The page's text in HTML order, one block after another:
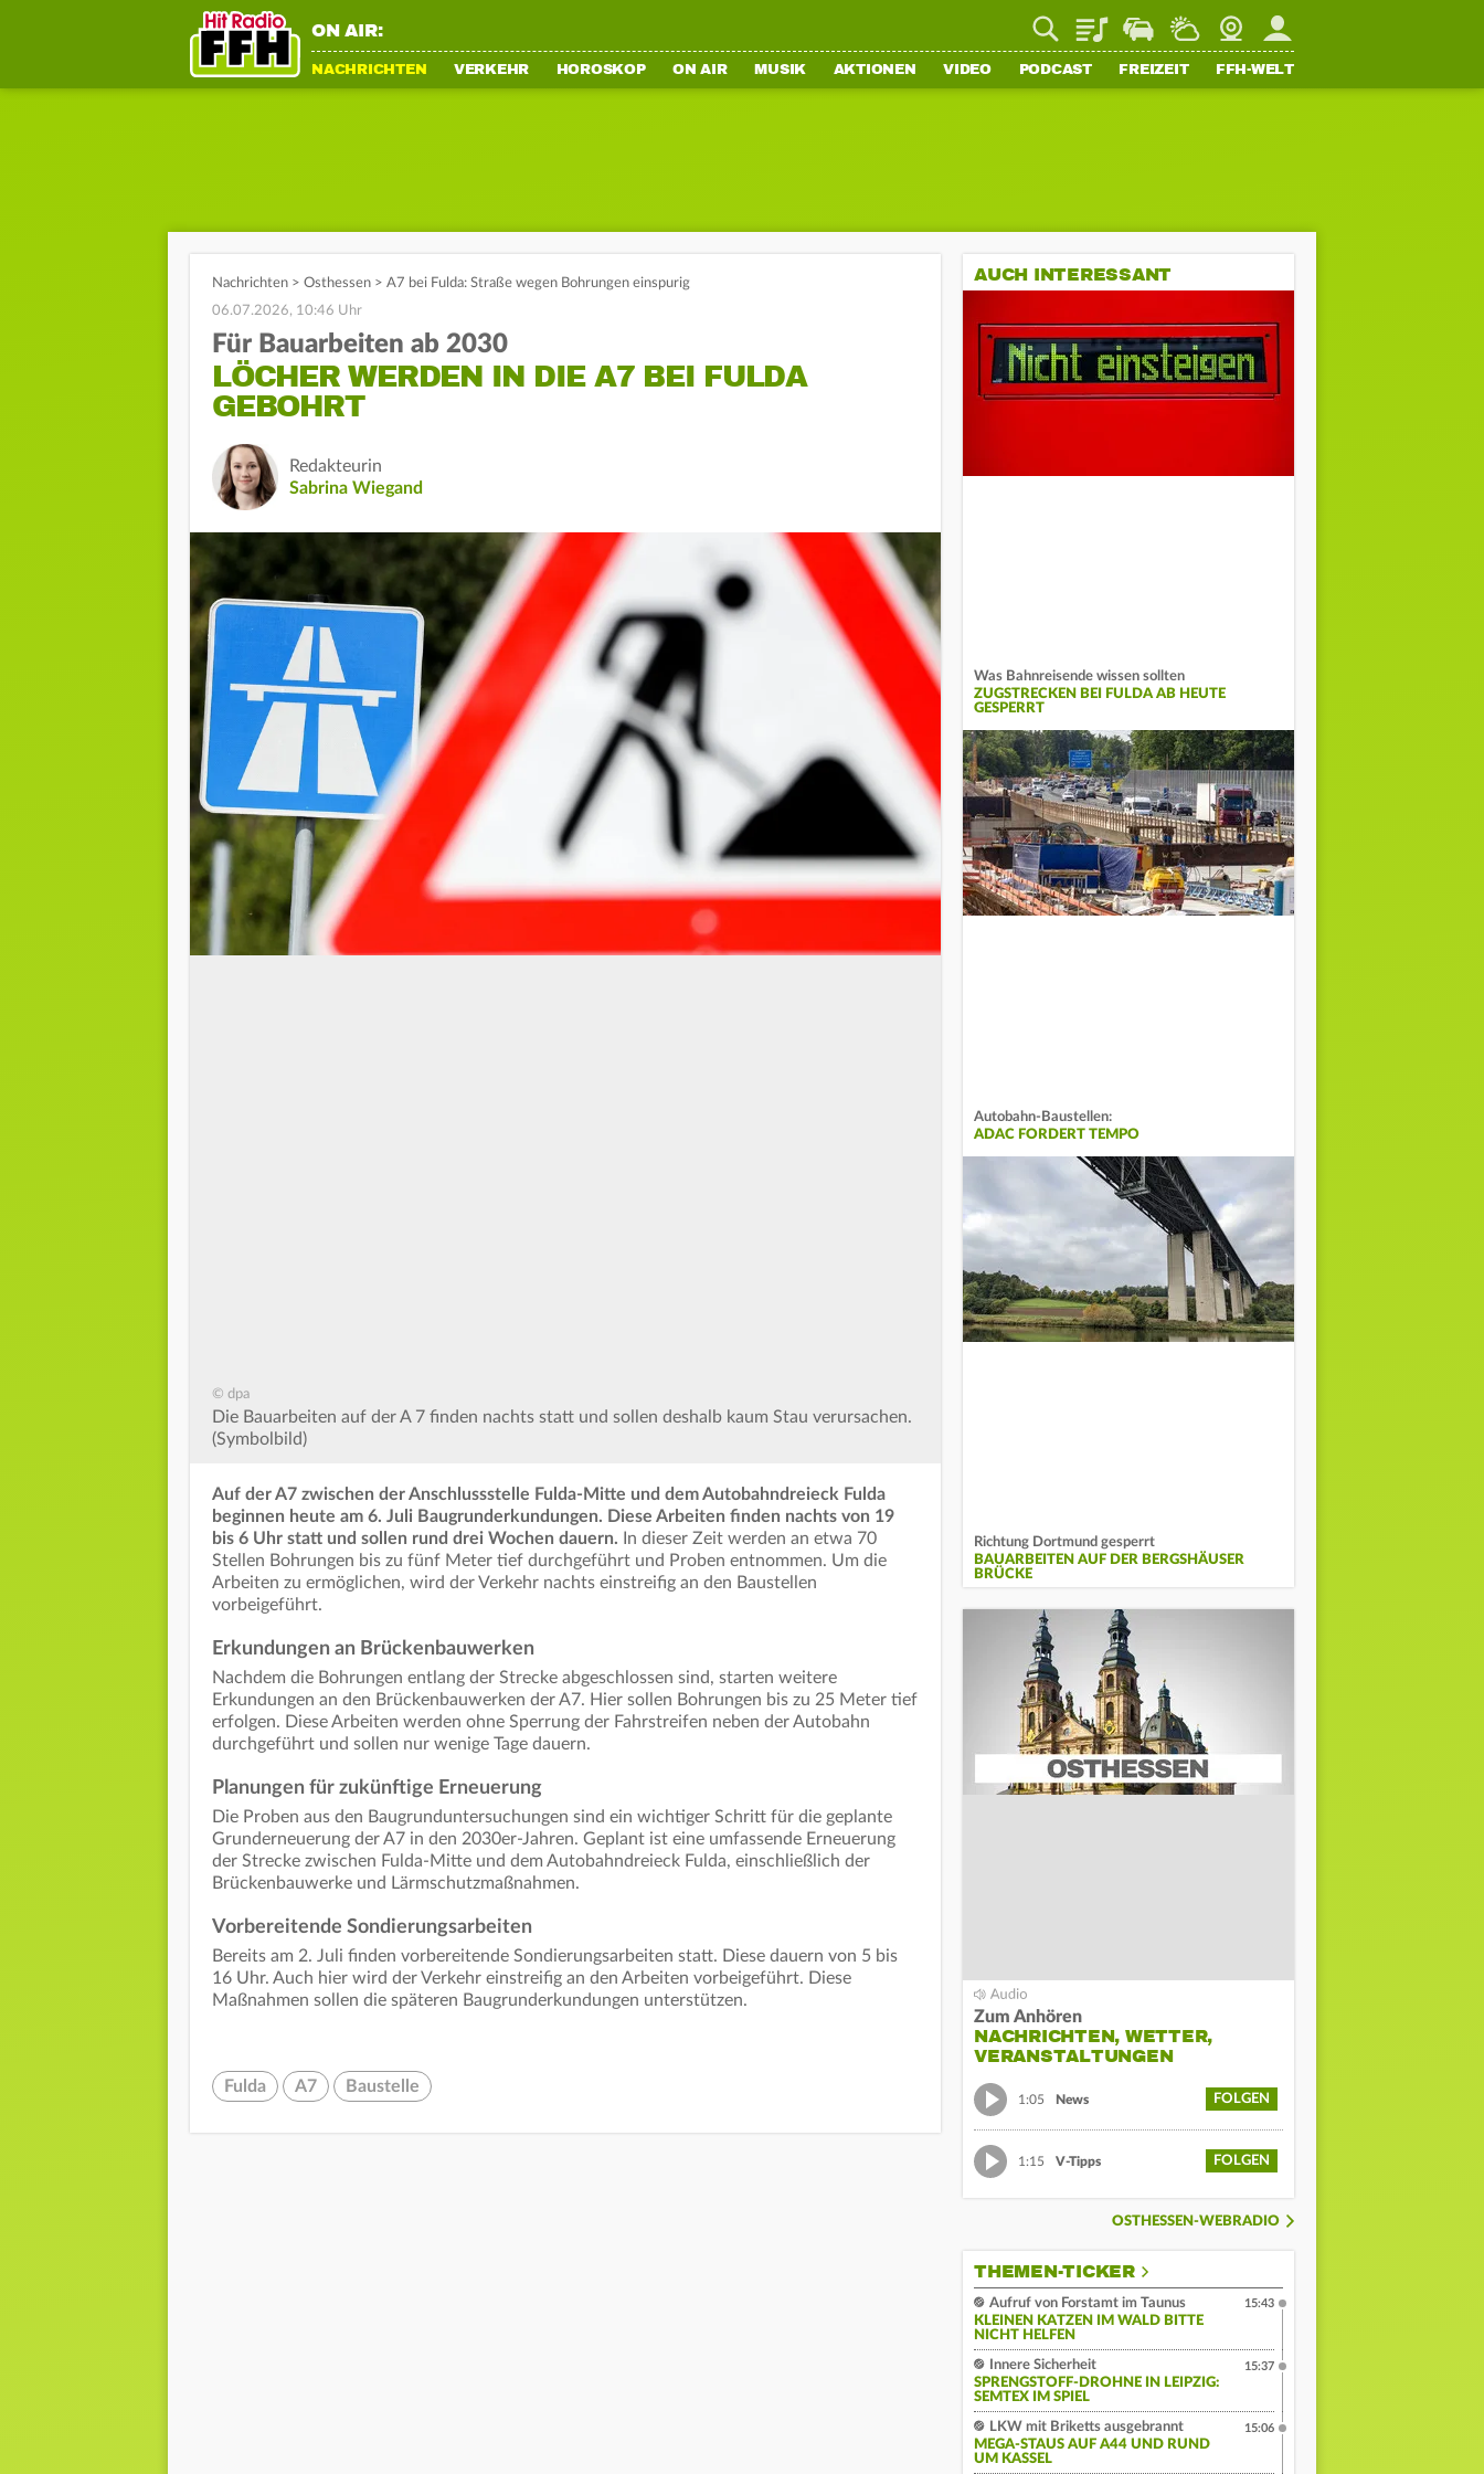
ON AIR: PlaylistStaupilotWetterWebcamMein FFH
NACHRICHTEN VERKEHR HOROSKOP ON AIR MUSIK AKTIONEN VIDEO PODCAST FREIZEIT FFH-WELT
Nachrichten > Osthessen > A7 bei Fulda: Straße wegen Bohrungen einspurig
06.07.2026, 10:46 Uhr
Für Bauarbeiten ab 2030
LÖCHER WERDEN IN DIE A7 BEI FULDA
GEBOHRT
Redakteurin
Sabrina Wiegand
© dpa
Die Bauarbeiten auf der A 7 finden nachts statt und sollen deshalb kaum Stau verursachen.
(Symbolbild)
Auf der A7 zwischen der Anschlussstelle Fulda-Mitte und dem Autobahndreieck Fulda
beginnen heute am 6. Juli Baugrunderkundungen. Diese Arbeiten finden nachts von 19
bis 6 Uhr statt und sollen rund drei Wochen dauern.
In dieser Zeit werden an etwa 70
Stellen Bohrungen bis zu fünf Meter tief durchgeführt und Proben entnommen. Um die
Arbeiten zu ermöglichen, wird der Verkehr nachts einstreifig an den Baustellen
vorbeigeführt.
Erkundungen an Brückenbauwerken
Nachdem die Bohrungen entlang der Strecke abgeschlossen sind, starten weitere
Erkundungen an den Brückenbauwerken der A7. Hier sollen Bohrungen bis zu 25 Meter tief
erfolgen. Diese Arbeiten werden ohne Sperrung der Fahrstreifen neben der Autobahn
durchgeführt und sollen nur wenige Tage dauern.
Planungen für zukünftige Erneuerung
Die Proben aus den Baugrunduntersuchungen sind ein wichtiger Schritt für die geplante
Grunderneuerung der A7 in den 2030er-Jahren. Geplant ist eine umfassende Erneuerung
der Strecke zwischen Fulda-Mitte und dem Autobahndreieck Fulda, einschließlich der
Brückenbauwerke und Lärmschutzmaßnahmen.
Vorbereitende Sondierungsarbeiten
Bereits am 2. Juli finden vorbereitende Sondierungsarbeiten statt. Diese dauern von 5 bis
16 Uhr. Auch hier wird der Verkehr einstreifig an den Arbeiten vorbeigeführt. Diese
Maßnahmen sollen die späteren Baugrunderkundungen unterstützen.
Fulda A7 Baustelle
AUCH INTERESSANT
Was Bahnreisende wissen sollten
ZUGSTRECKEN BEI FULDA AB HEUTE
GESPERRT
Autobahn-Baustellen:
ADAC FORDERT TEMPO
Richtung Dortmund gesperrt
BAUARBEITEN AUF DER BERGSHÄUSER
BRÜCKE
Zum Anhören
NACHRICHTEN, WETTER,
VERANSTALTUNGEN
1:05 News FOLGEN
1:15 V-Tipps FOLGEN
OSTHESSEN-WEBRADIO
THEMEN-TICKER
Aufruf von Forstamt im Taunus
KLEINEN KATZEN IM WALD BITTE
NICHT HELFEN
15:43
Innere Sicherheit
SPRENGSTOFF-DROHNE IN LEIPZIG:
SEMTEX IM SPIEL
15:37
LKW mit Briketts ausgebrannt
MEGA-STAUS AUF A44 UND RUND
UM KASSEL
15:06